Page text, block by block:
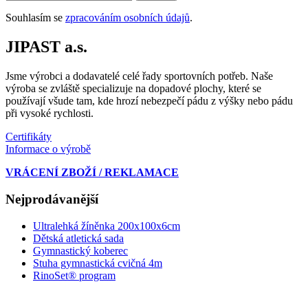
Souhlasím se zpracováním osobních údajů.
JIPAST a.s.
Jsme výrobci a dodavatelé celé řady sportovních potřeb. Naše
výroba se zvláště specializuje na dopadové plochy, které se
používají všude tam, kde hrozí nebezpečí pádu z výšky nebo pádu
při vysoké rychlosti.
Certifikáty
Informace o výrobě
VRÁCENÍ ZBOŽÍ / REKLAMACE
Nejprodávanější
Ultralehká žíněnka 200x100x6cm
Dětská atletická sada
Gymnastický koberec
Stuha gymnastická cvičná 4m
RinoSet® program